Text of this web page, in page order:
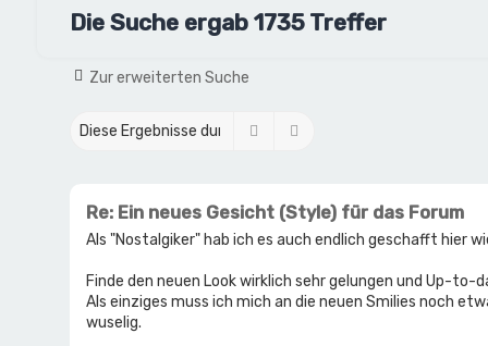
Die Suche ergab 1735 Treffer
Zur erweiterten Suche
Suche
Re: Ein neues Gesicht (Style) für das Forum
Als "Nostalgiker" hab ich es auch endlich geschafft hier
Finde den neuen Look wirklich sehr gelungen und Up-to-
Als einziges muss ich mich an die neuen Smilies noch
wuselig.